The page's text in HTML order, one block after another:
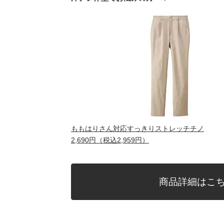
ももはりさん対応すっきりストレッチチノ
2,690円（税込2,959円）
商品詳細はこ